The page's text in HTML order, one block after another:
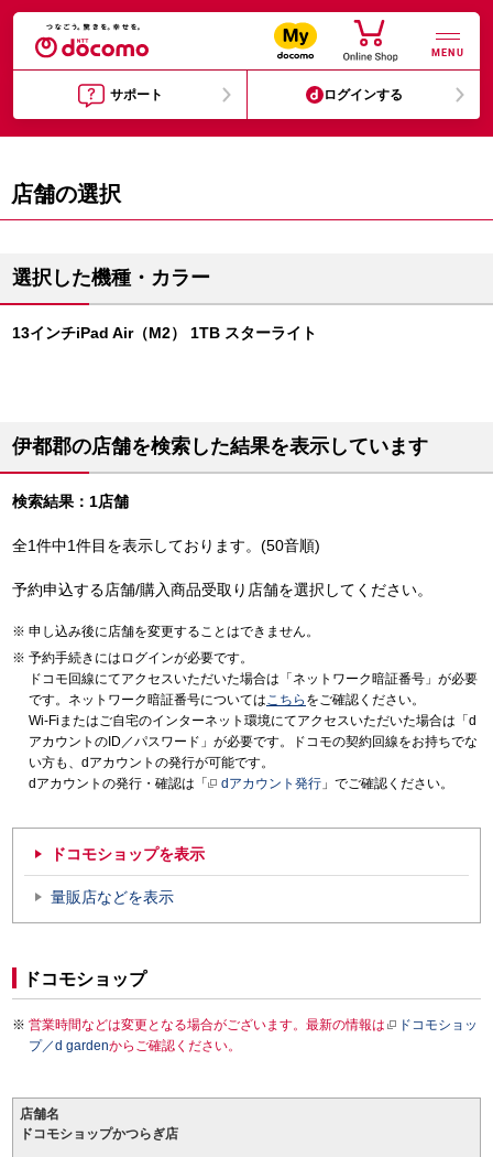
MENU
サポート ログインする
店舗の選択
選択した機種・カラー
13インチiPad Air（M2） 1TB スターライト
伊都郡の店舗を検索した結果を表示しています
検索結果：1店舗
全1件中1件目を表示しております。(50音順)
予約申込する店舗/購入商品受取り店舗を選択してください。
申し込み後に店舗を変更することはできません。
予約手続きにはログインが必要です。
ドコモ回線にてアクセスいただいた場合は「ネットワーク暗証番号」が必要
です。ネットワーク暗証番号についてはこちら をご確認ください。
Wi-Fiまたはご自宅のインターネット環境にてアクセスいただいた場合は「d
アカウントのID／パスワード」が必要です。ドコモの契約回線をお持ちでな
い方も、dアカウントの発行が可能です。
dアカウントの発行・確認は「
dアカウント発行 」でご確認ください。
ドコモショップを表示
量販店などを表示
ドコモショップ
営業時間などは変更となる場合がございます。最新の情報は
ドコモショッ
プ／d gardenからご確認ください。
店舗名
ドコモショップかつらぎ店